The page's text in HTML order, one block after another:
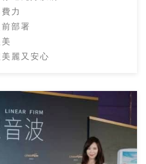
力
部署
麗又安心